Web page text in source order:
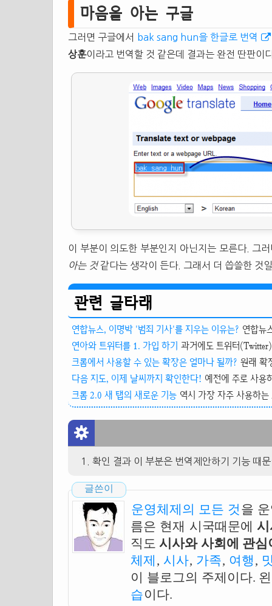
마음을 아는 구글
그러면 구글에서
bak sang hun을 한글로 번역
상훈이라고 번역할 것 같은데 결과는 완전 딴판이
이 부분이 의도한 부분인지 아닌지는 모른다. 그
아는 것같다는 생각이 든다. 그래서 더 씁쓸한 것
관련 글타래
연합뉴스, 이명박 '범죄 기사'를 지우는 이유는? 연합뉴
연아와 트위터를 1. 가입 하기 과거에도 트위터
크롬에서 사용할 수 있는 확장은 얼마나 될까? 원래 확
다음 지도, 이제 날씨까지 확인한다! 예전에 주로 사용
크롬 2.0 새 탭의 새로운 기능 역시 가장 자주 사용하
확인 결과 이 부분은 번역제안하기 기능 때
글쓴이
운영체제의 모든 것 을
름은 현재 시국때문에
직도 시사와 사회에 관
체제 , 시사, 가족, 여행 ,
이 블로그의 주제이다.
습이다.